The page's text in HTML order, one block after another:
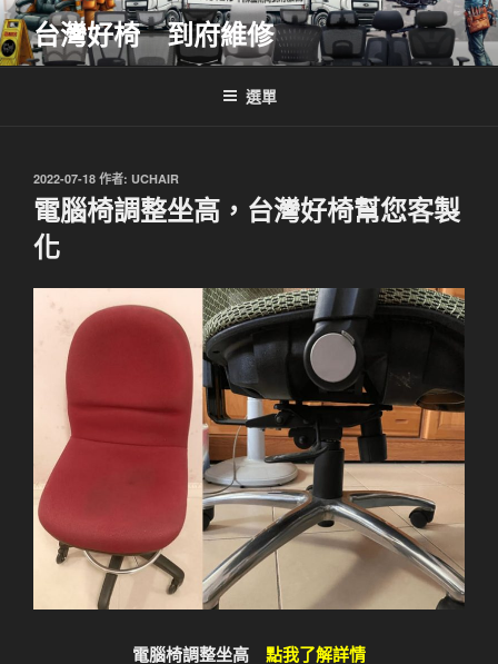
跳
至
主
台灣好椅 到府維修
選單
發
佈
於
2022-07-18 作者: UCHAIR
電腦椅調整坐高，台灣好椅幫您客製
化
電腦椅調整坐高 點我了解詳情